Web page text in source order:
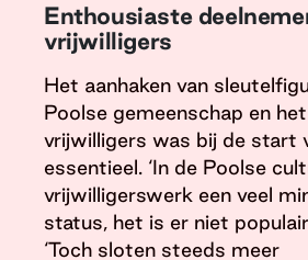
Enthousiaste
vrijwilligers
Het aanhaken van
Poolse gemeenschap en
vrijwilligers was bij de start
essentieel. ‘In de Poolse
vrijwilligerswerk een veel
status, het is er niet
‘Toch sloten steeds meer